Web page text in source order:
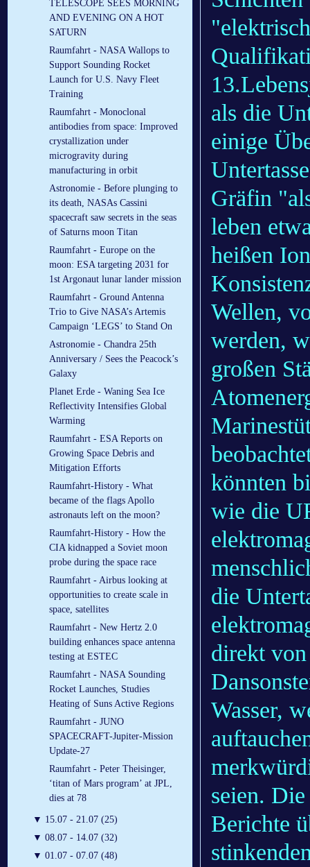
TELESCOPE SEES MORNING
AND EVENING ON A HOT
SATURN
Raumfahrt - NASA Wallops to
Support Sounding Rocket
Launch for U.S. Navy Fleet
Training
Raumfahrt - Monoclonal
antibodies from space: Improved
crystallization under
microgravity during
manufacturing in orbit
Astronomie - Before plunging to
its death, NASAs Cassini
spacecraft saw secrets in the seas
of Saturns moon Titan
Raumfahrt - Europe on the
moon: ESA targeting 2031 for
1st Argonaut lunar lander mission
Raumfahrt - Ground Antenna
Trio to Give NASA’s Artemis
Campaign ‘LEGS’ to Stand On
Astronomie - Chandra 25th
Anniversary / Sees the Peacock’s
Galaxy
Planet Erde - Waning Sea Ice
Reflectivity Intensifies Global
Warming
Raumfahrt - ESA Reports on
Growing Space Debris and
Mitigation Efforts
Raumfahrt-History - What
became of the flags Apollo
astronauts left on the moon?
Raumfahrt-History - How the
CIA kidnapped a Soviet moon
probe during the space race
Raumfahrt - Airbus looking at
opportunities to create scale in
space, satellites
Raumfahrt - New Hertz 2.0
building enhances space antenna
testing at ESTEC
Raumfahrt - NASA Sounding
Rocket Launches, Studies
Heating of Suns Active Regions
Raumfahrt - JUNO
SPACECRAFT-Jupiter-Mission
Update-27
Raumfahrt - Peter Theisinger,
‘titan of Mars program’ at JPL,
dies at 78
▼ 15.07 - 21.07 (25)
▼ 08.07 - 14.07 (32)
▼ 01.07 - 07.07 (48)
als die
einige
Gräfin
leben
heißen
Wellen,
werden,
großen
könnten
wie die
die
direkt von
Wasser,
seien.
Berichte